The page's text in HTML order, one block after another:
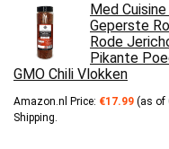
Med
Geperste
Rode
Pikante
GMO Chili Vlokken
Amazon.nl Price: €17.99 (as of
Shipping.